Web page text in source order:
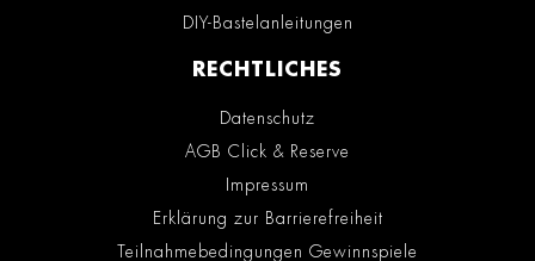
DIY-Bastelanleitungen
RECHTLICHES
Datenschutz
AGB Click & Reserve
Impressum
Erklärung zur Barrierefreiheit
Teilnahmebedingungen Gewinnspiele